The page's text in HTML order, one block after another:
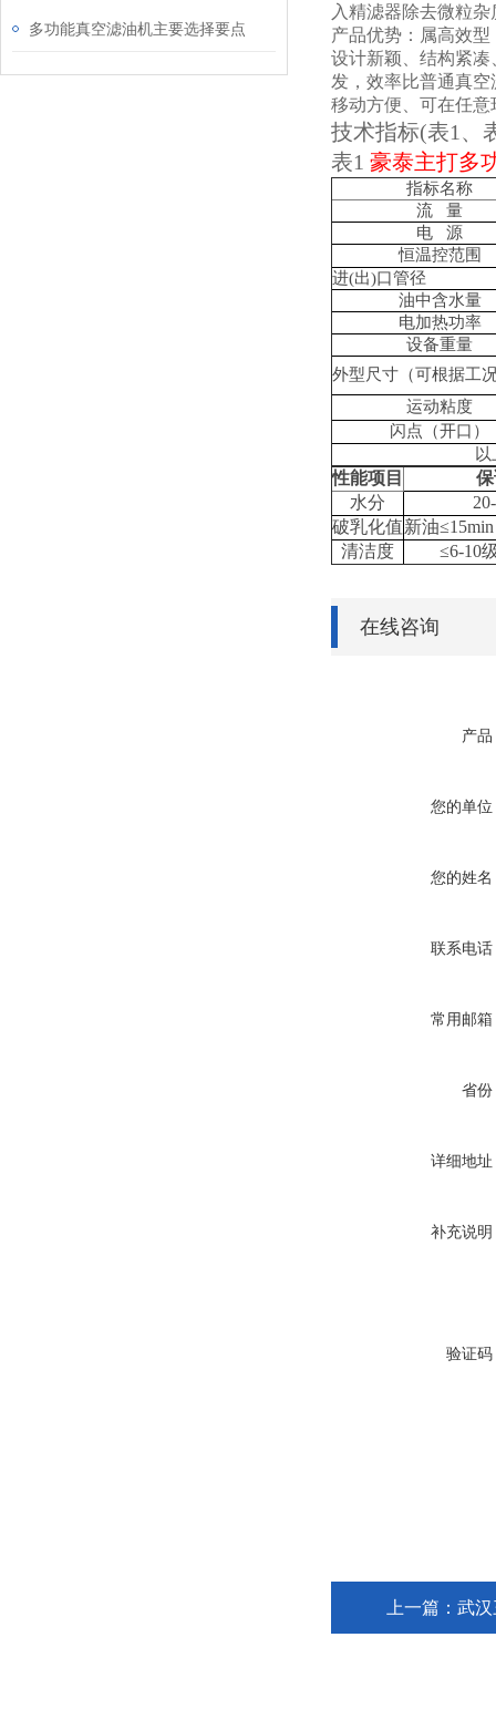
多功能真空滤油机主要选择要点
入精滤器除去微粒
产品优势：属高效
设计新颖、结构紧
发，效率比普通真
移动方便、可在任
技术指标(表1 、
表1 豪泰主打多
指标名称
流 量
电 源
恒温控范围
进(出)口管径
油中含水量
电加热功率
设备重量
外型尺寸 （可根据工
运动粘度
闪点（开口）
性能项目
水分
破乳化值新油
清洁度
≤6-10
在线咨询
产品
您的单位
您的姓名
联系电话
常用邮箱
省份
详细地址
补充说明
验证码
上一篇： 武